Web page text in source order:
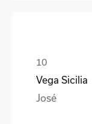
Vega Sicilia
José